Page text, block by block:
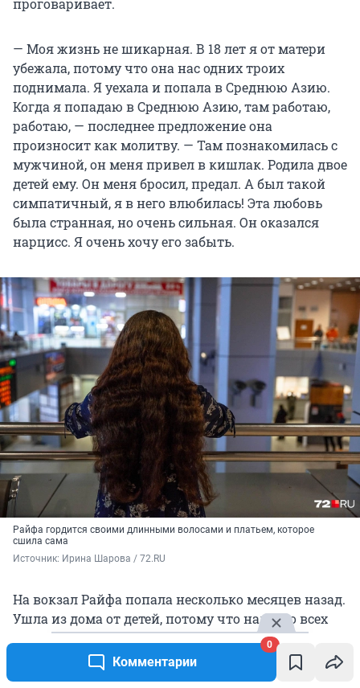
Комментарии
0
проговаривает.
— Моя жизнь не шикарная. В 18 лет я от матери
убежала, потому что она нас одних троих
поднимала. Я уехала и попала в Среднюю Азию.
Когда я попадаю в Среднюю Азию, там работаю,
работаю, — последнее предложение она
произносит как молитву. — Там познакомилась с
мужчиной, он меня привел в кишлак. Родила двое
детей ему. Он меня бросил, предал. А был такой
симпатичный, я в него влюбилась! Эта любовь
была странная, но очень сильная. Он оказался
нарцисс. Я очень хочу его забыть.
Райфа гордится своими длинными волосами и платьем, которое
сшила сама
Источник: Ирина Шарова / 72.RU
На вокзал Райфа попала несколько месяцев назад.
Ушла из дома от детей, потому что надоело всех
содержать.
— Где мои родные? Я на них наплевала! Нет у меня